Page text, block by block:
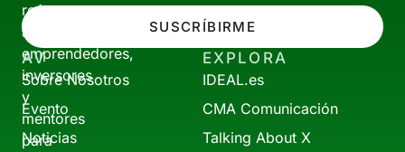
reúne
a
emprendedores,
inversores
y
mentores
para
SUSCRÍBIRME
AV
Sobre Nosotros
Evento
Noticias
EXPLORA
IDEAL.es
CMA Comunicación
Talking About X